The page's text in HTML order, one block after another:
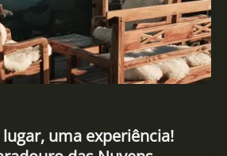
uma experiência!